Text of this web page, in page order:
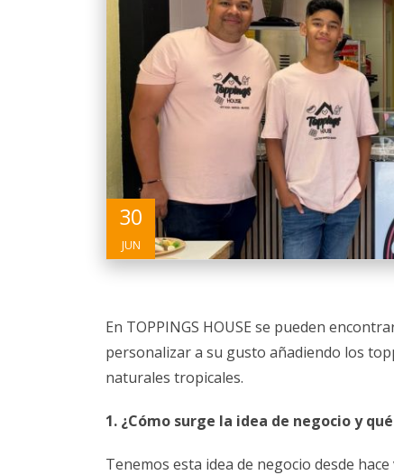
30
JUN
En TOPPINGS HOUSE se pueden
personalizar a su gusto añadiendo los
naturales tropicales.
1. ¿Cómo surge la idea de negocio y
Tenemos esta idea de negocio desde